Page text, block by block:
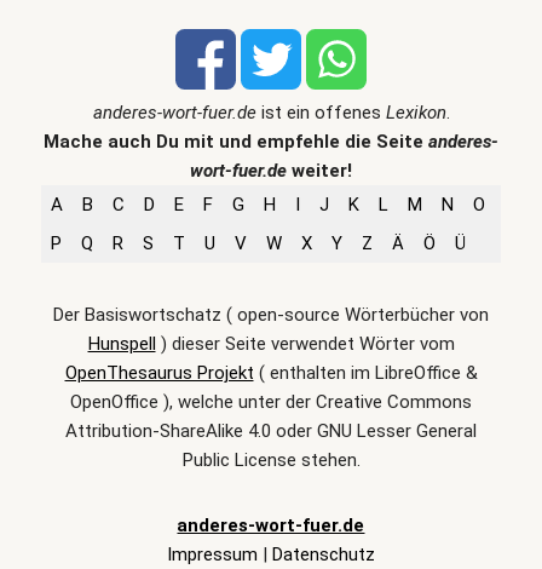
anderes-wort-fuer.deist ein offenes Lexikon.
Mache auch Du mit und empfehle die Seite anderes-
wort-fuer.de weiter!
A
B C D E F G H I J K L M N
O
P
Q R S T U V W X Y Z Ä Ö Ü
Der Basiswortschatz ( open-source Wörterbücher von
Hunspell) dieser Seite verwendet Wörter vom
OpenThesaurus Projekt ( enthalten im LibreOffice &
OpenOffice ), welche unter der Creative Commons
Attribution-ShareAlike 4.0 oder GNU Lesser General
Public License stehen.
anderes-wort-fuer.de
Impressum | Datenschutz